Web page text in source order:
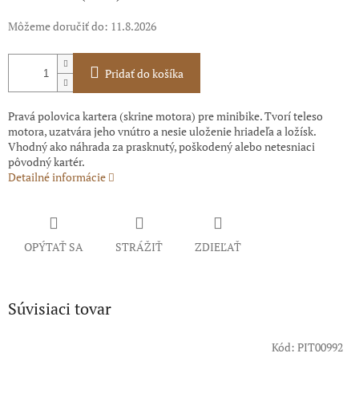
Môžeme doručiť do: 11.8.2026
Pridať do košíka
Pravá polovica kartera (skrine motora) pre minibike. Tvorí teleso
motora, uzatvára jeho vnútro a nesie uloženie hriadeľa a ložísk.
Vhodný ako náhrada za prasknutý, poškodený alebo netesniaci
pôvodný kartér.
Detailné informácie
OPÝTAŤ SA STRÁŽIŤ ZDIEĽAŤ
Súvisiaci tovar
Kód: PIT00992